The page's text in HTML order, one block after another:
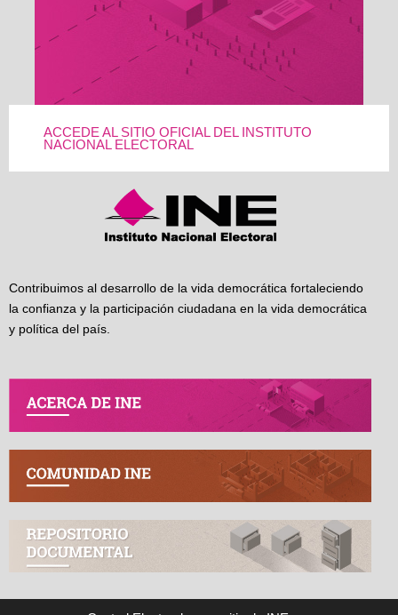
ACCEDE AL SITIO OFICIAL DEL INSTITUTO
NACIONAL ELECTORAL
Contribuimos al desarrollo de la vida democrática fortaleciendo
la confianza y la participación ciudadana en la vida democrática
y política del país.